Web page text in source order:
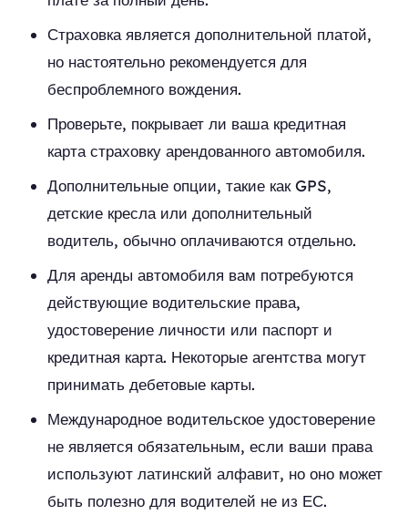
Страховка является дополнительной платой,
но настоятельно рекомендуется для
беспроблемного вождения.
Проверьте, покрывает ли ваша кредитная
карта страховку арендованного автомобиля.
Дополнительные опции, такие как GPS,
детские кресла или дополнительный
водитель, обычно оплачиваются отдельно.
Для аренды автомобиля вам потребуются
действующие водительские права,
удостоверение личности или паспорт и
кредитная карта. Некоторые агентства могут
принимать дебетовые карты.
Международное водительское удостоверение
не является обязательным, если ваши права
используют латинский алфавит, но оно может
быть полезно для водителей не из ЕС.